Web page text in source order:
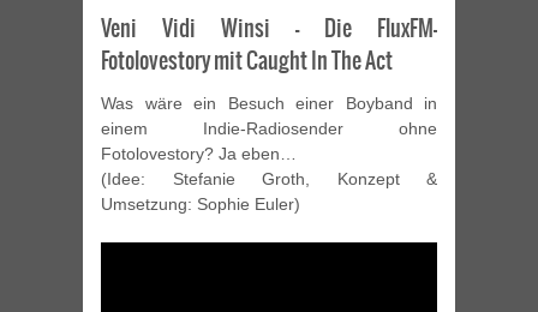
Veni Vidi Winsi – Die FluxFM-
Fotolovestory mit Caught In The Act
Was wäre ein Besuch einer Boyband in
einem Indie-Radiosender ohne
Fotolovestory? Ja eben…
(Idee: Stefanie Groth, Konzept &
Umsetzung: Sophie Euler)